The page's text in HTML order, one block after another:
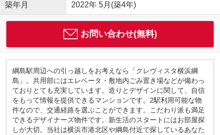
築年月 2022年 5月(築4年)
お問い合わせ(無料)
綱島駅周辺への引っ越しをお考えなら「クレヴィスタ横浜綱
島」。共用部にはエレベータ・敷地内ごみ置き場などが備わっ
ておりとても充実しています。造りとデザインに関して、自信
をもって情報を提供できるマンションです。2駅利用可能な物
件なので、交通経路を選ぶことができます。こだわり派も満足
できるデザイナーズ物件です。新生活のスタートにはお部屋探
しが大切。当社は横浜市港北区や綱島付近で探しているあなた